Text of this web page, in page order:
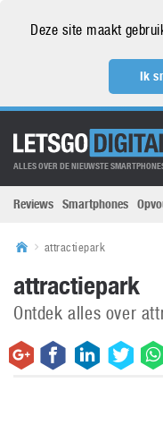
Deze site maakt
Ik
ALLES OVER DE NIEUWSTE
Reviews Smartphones
attractiepark
attractiepark
Ontdek alles over